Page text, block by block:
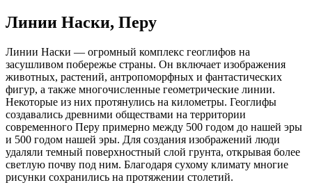
Линии Наски, Перу
Линии Наски — огромный комплекс геоглифов на
засушливом побережье страны. Он включает изображения
животных, растений, антропоморфных и фантастических
фигур, а также многочисленные геометрические линии.
Некоторые из них протянулись на километры. Геоглифы
создавались древними обществами на территории
современного Перу примерно между 500 годом до нашей эры
и 500 годом нашей эры. Для создания изображений люди
удаляли темный поверхностный слой грунта, открывая более
светлую почву под ним. Благодаря сухому климату многие
рисунки сохранились на протяжении столетий.